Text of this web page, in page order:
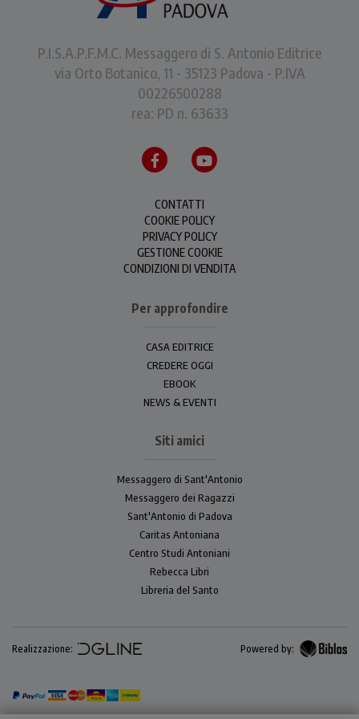
P.I.S.A.P.F.M.C. Messaggero di S. Antonio Editrice
via Orto Botanico, 11 - 35123 Padova - P.IVA
00226500288
rea: PD n. 63633
CONTATTI
COOKIE POLICY
PRIVACY POLICY
GESTIONE COOKIE
CONDIZIONI DI VENDITA
Per approfondire
CASA EDITRICE
CREDERE OGGI
EBOOK
NEWS & EVENTI
Siti amici
Messaggero di Sant'Antonio
Messaggero dei Ragazzi
Sant'Antonio di Padova
Caritas Antoniana
Centro Studi Antoniani
Rebecca Libri
Libreria del Santo
Realizzazione: Powered by: